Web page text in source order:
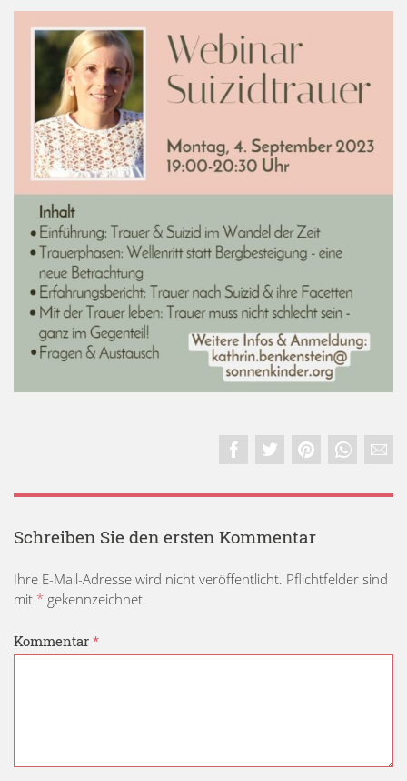
Schreiben Sie den ersten Kommentar
Ihre E-Mail-Adresse wird nicht veröffentlicht. Pflichtfelder sind
mit * gekennzeichnet.
Kommentar *